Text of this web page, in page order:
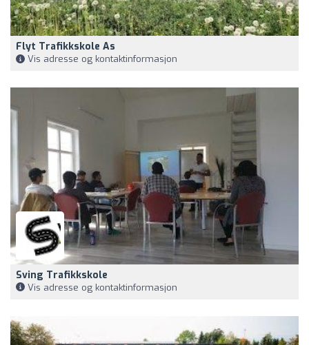
Flyt Trafikkskole As
Vis adresse og kontaktinformasjon
Sving Trafikkskole
Vis adresse og kontaktinformasjon